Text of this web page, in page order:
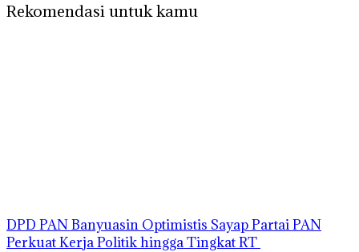
Rekomendasi untuk kamu
DPD PAN Banyuasin Optimistis Sayap Partai PAN
Perkuat Kerja Politik hingga Tingkat RT